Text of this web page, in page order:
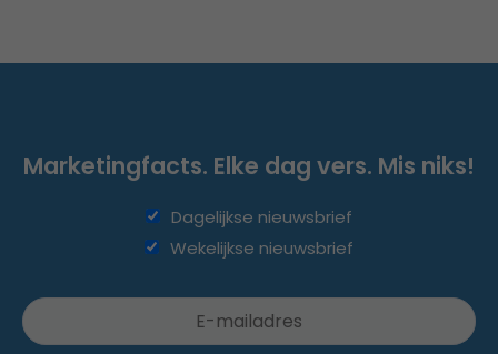
Marketingfacts. Elke dag vers. Mis niks!
Dagelijkse nieuwsbrief
Wekelijkse nieuwsbrief